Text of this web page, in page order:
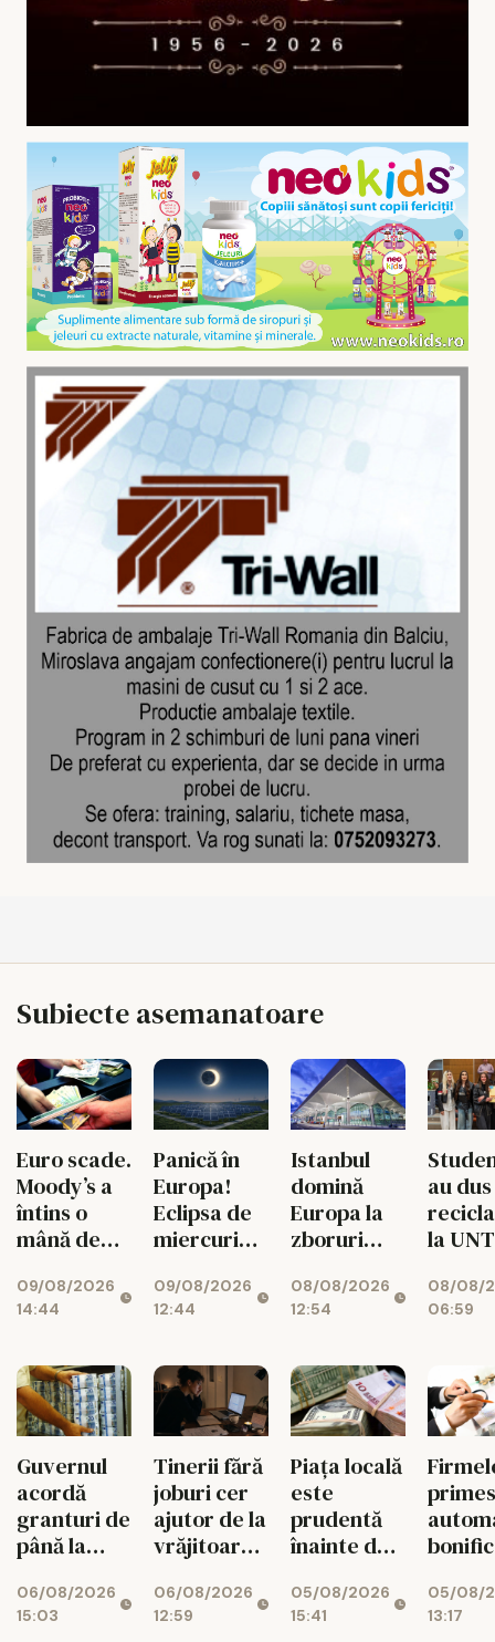
Subiecte asemanatoare
Euro scade.
Moody’s a
întins o
mână de
leului
09/08/2026
14:44
Panică în
Europa!
Eclipsa de
miercuri
sistem deja
împins la
09/08/2026
12:44
Istanbul
domină
Europa la
zboruri
Unde e
Bucureștiul
08/08/2026
12:54
au dus
la
cu
08/08/
06:59
Guvernul
acordă
granturi de
până la
euro
pentru
06/08/2026
15:03
Tinerii fără
joburi cer
ajutor de la
vrăjitoare
06/08/2026
12:59
Piața locală
este
prudentă
înainte de
Moody's
05/08/2026
15:41
05/08/
13:17